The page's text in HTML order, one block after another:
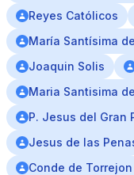
Reyes Católicos
María Santísima
Joaquin Solis
Maria Santisima
P. Jesus del Gran
Jesus de las
Conde de Torrejon